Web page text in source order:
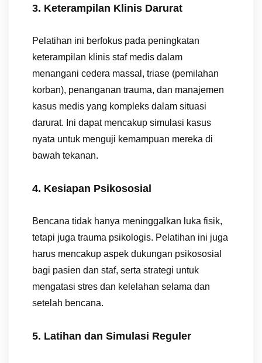
3. Keterampilan Klinis Darurat
Pelatihan ini berfokus pada peningkatan
keterampilan klinis staf medis dalam
menangani cedera massal, triase (pemilahan
korban), penanganan trauma, dan manajemen
kasus medis yang kompleks dalam situasi
darurat. Ini dapat mencakup simulasi kasus
nyata untuk menguji kemampuan mereka di
bawah tekanan.
4. Kesiapan Psikososial
Bencana tidak hanya meninggalkan luka fisik,
tetapi juga trauma psikologis. Pelatihan ini juga
harus mencakup aspek dukungan psikososial
bagi pasien dan staf, serta strategi untuk
mengatasi stres dan kelelahan selama dan
setelah bencana.
5. Latihan dan Simulasi Reguler